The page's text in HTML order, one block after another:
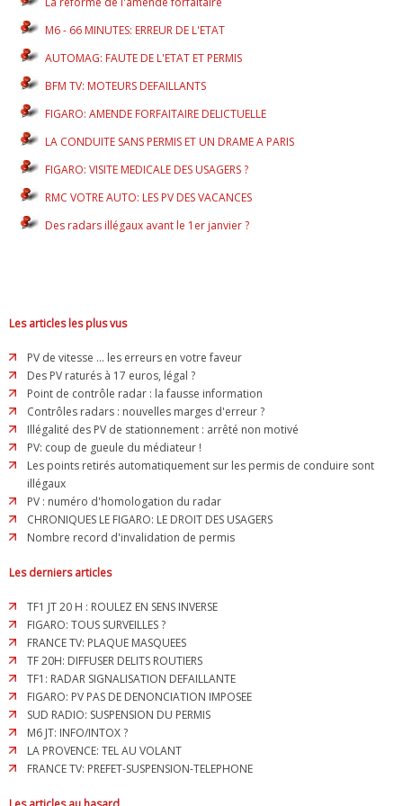
M6 - 66 MINUTES: ERREUR DE L'ETAT
AUTOMAG: FAUTE DE L'ETAT ET PERMIS
BFM TV: MOTEURS DEFAILLANTS
FIGARO: AMENDE FORFAITAIRE DELICTUELLE
LA CONDUITE SANS PERMIS ET UN DRAME A PARIS
FIGARO: VISITE MEDICALE DES USAGERS ?
RMC VOTRE AUTO: LES PV DES VACANCES
Des radars illégaux avant le 1er janvier ?
Les articles les plus vus
PV de vitesse ... les erreurs en votre faveur
Des PV raturés à 17 euros, légal ?
Point de contrôle radar : la fausse information
Contrôles radars : nouvelles marges d'erreur ?
Illégalité des PV de stationnement : arrêté non motivé
PV: coup de gueule du médiateur !
Les points retirés automatiquement sur les permis de conduire sont
illégaux
PV : numéro d'homologation du radar
CHRONIQUES LE FIGARO: LE DROIT DES USAGERS
Nombre record d'invalidation de permis
Les derniers articles
TF1 JT 20 H : ROULEZ EN SENS INVERSE
FIGARO: TOUS SURVEILLES ?
FRANCE TV: PLAQUE MASQUEES
TF 20H: DIFFUSER DELITS ROUTIERS
TF1: RADAR SIGNALISATION DEFAILLANTE
FIGARO: PV PAS DE DENONCIATION IMPOSEE
SUD RADIO: SUSPENSION DU PERMIS
M6 JT: INFO/INTOX ?
LA PROVENCE: TEL AU VOLANT
FRANCE TV: PREFET-SUSPENSION-TELEPHONE